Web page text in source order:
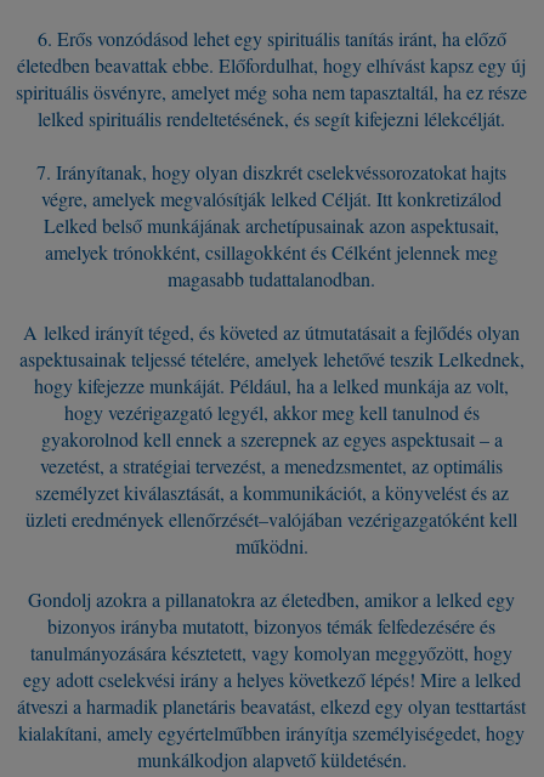
6. Erős vonzódásod lehet egy spirituális tanítás iránt, ha előző
életedben beavattak ebbe. Előfordulhat, hogy elhívást kapsz egy új
spirituális ösvényre, amelyet még soha nem tapasztaltál, ha ez része
lelked spirituális rendeltetésének, és segít kifejezni lélekcélját.
7. Irányítanak, hogy olyan diszkrét cselekvéssorozatokat hajts
végre, amelyek megvalósítják lelked Célját. Itt konkretizálod
Lelked belső munkájának archetípusainak azon aspektusait,
amelyek trónokként, csillagokként és Célként jelennek meg
magasabb tudattalanodban.
Alelked irányít téged, és követed az útmutatásait a fejlődés olyan
aspektusainak teljessé tételére, amelyek lehetővé teszik Lelkednek,
hogy kifejezze munkáját. Például, ha a lelked munkája az volt,
hogy vezérigazgató legyél, akkor meg kell tanulnod és
gyakorolnod kell ennek a szerepnek az egyes aspektusait – a
vezetést, a stratégiai tervezést, a menedzsmentet, az optimális
személyzet kiválasztását, a kommunikációt, a könyvelést és az
üzleti eredmények ellenőrzését–valójában vezérigazgatóként kell
működni.
Gondolj azokra a pillanatokra az életedben, amikor a lelked egy
bizonyos irányba mutatott, bizonyos témák felfedezésére és
tanulmányozására késztetett, vagy komolyan meggyőzött, hogy
egy adott cselekvési irány a helyes következő lépés! Mire a lelked
átveszi a harmadik planetáris beavatást, elkezd egy olyan testtartást
kialakítani, amely egyértelműbben irányítja személyiségedet, hogy
munkálkodjon alapvető küldetésén.